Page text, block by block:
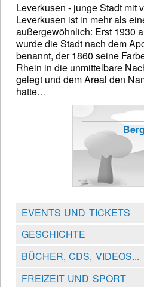
Leverkusen - junge Stadt mit
Leverkusen ist in mehr als
außergewöhnlich: Erst 1930
wurde die Stadt nach dem
benannt, der 1860 seine
Rhein in die unmittelbare
gelegt und dem Areal den
hatte…
EVENTS UND TICKETS
GESCHICHTE
BÜCHER, CDS, VIDEOS...
FREIZEIT UND SPORT